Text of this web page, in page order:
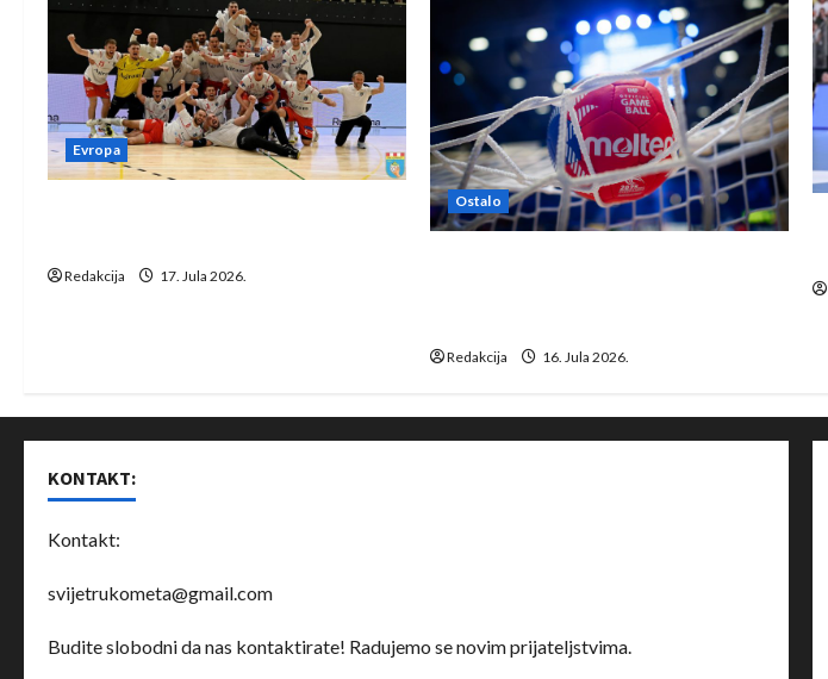
Evropa
Redakcija 17. Jula 2026.
Ostalo
Redakcija 16. Jula 2026.
KONTAKT:
Kontakt:
svijetrukometa@gmail.com
Budite slobodni da nas kontaktirate! Radujemo se novim prijateljstvima.